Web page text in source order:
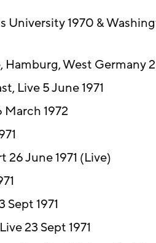
University 1970 &
West Germany
Live 5 June 1971
March 1972
June 1971 (Live)
1971
23 Sept 1971